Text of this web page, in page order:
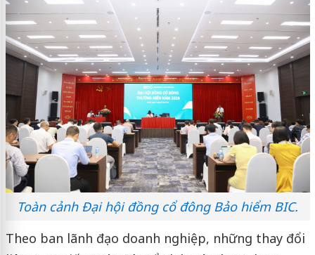
Toàn cảnh Đại hội đồng cổ đông Bảo hiểm BIC.
Theo ban lãnh đạo doanh nghiệp, những thay đổi